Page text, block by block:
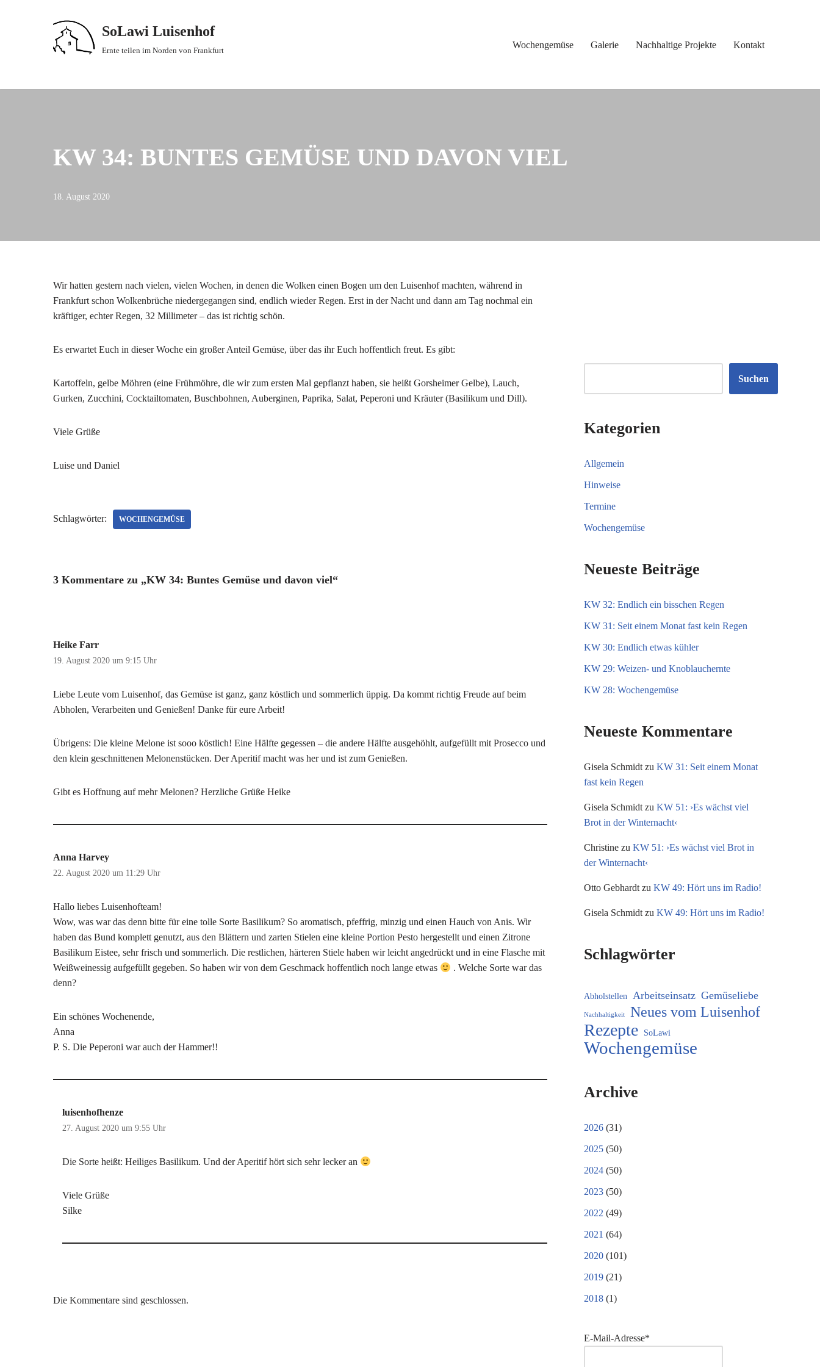
SoLawi Luisenhof
Ernte teilen im Norden von Frankfurt Wochengemüse Galerie Nachhaltige Projekte Kontakt
KW 34: BUNTES GEMÜSE UND DAVON VIEL
18. August 2020
Wir hatten gestern nach vielen, vielen Wochen, in denen die Wolken einen Bogen um den Luisenhof machten, während in
Frankfurt schon Wolkenbrüche niedergegangen sind, endlich wieder Regen. Erst in der Nacht und dann am Tag nochmal ein
kräftiger, echter Regen, 32 Millimeter – das ist richtig schön.
Es erwartet Euch in dieser Woche ein großer Anteil Gemüse, über das ihr Euch hoffentlich freut. Es gibt:
Kartoffeln, gelbe Möhren (eine Frühmöhre, die wir zum ersten Mal gepflanzt haben, sie heißt Gorsheimer Gelbe), Lauch,
Gurken, Zucchini, Cocktailtomaten, Buschbohnen, Auberginen, Paprika, Salat, Peperoni und Kräuter (Basilikum und Dill).
Viele Grüße
Luise und Daniel
Schlagwörter: WOCHENGEMÜSE
3 Kommentare zu „KW 34: Buntes Gemüse und davon viel“
Heike Farr
19. August 2020 um 9:15 Uhr
Liebe Leute vom Luisenhof, das Gemüse ist ganz, ganz köstlich und sommerlich üppig. Da kommt richtig Freude auf beim
Abholen, Verarbeiten und Genießen! Danke für eure Arbeit!
Übrigens: Die kleine Melone ist sooo köstlich! Eine Hälfte gegessen – die andere Hälfte ausgehöhlt, aufgefüllt mit Prosecco und
den klein geschnittenen Melonenstücken. Der Aperitif macht was her und ist zum Genießen.
Gibt es Hoffnung auf mehr Melonen? Herzliche Grüße Heike
Anna Harvey
22. August 2020 um 11:29 Uhr
Hallo liebes Luisenhofteam!
Wow, was war das denn bitte für eine tolle Sorte Basilikum? So aromatisch, pfeffrig, minzig und einen Hauch von Anis. Wir
haben das Bund komplett genutzt, aus den Blättern und zarten Stielen eine kleine Portion Pesto hergestellt und einen Zitrone
Basilikum Eistee, sehr frisch und sommerlich. Die restlichen, härteren Stiele haben wir leicht angedrückt und in eine Flasche mit
Weißweinessig aufgefüllt gegeben. So haben wir von dem Geschmack hoffentlich noch lange etwas
. Welche Sorte war das
denn?
Ein schönes Wochenende,
Anna
P. S. Die Peperoni war auch der Hammer!!
luisenhofhenze
27. August 2020 um 9:55 Uhr
Die Sorte heißt: Heiliges Basilikum. Und der Aperitif hört sich sehr lecker an
Viele Grüße
Silke
Die Kommentare sind geschlossen.
Suchen
Kategorien
Allgemein
Hinweise
Termine
Wochengemüse
Neueste Beiträge
KW 32: Endlich ein bisschen Regen
KW 31: Seit einem Monat fast kein Regen
KW 30: Endlich etwas kühler
KW 29: Weizen- und Knoblauchernte
KW 28: Wochengemüse
Neueste Kommentare
Gisela Schmidt zu KW 31: Seit einem Monat
fast kein Regen
Gisela Schmidt zu KW 51: ›Es wächst viel
Brot in der Winternacht‹
Christine zu KW 51: ›Es wächst viel Brot in
der Winternacht‹
Otto Gebhardt zu KW 49: Hört uns im Radio!
Gisela Schmidt zu KW 49: Hört uns im Radio!
Schlagwörter
Abholstellen Arbeitseinsatz Gemüseliebe
Nachhaltigkeit Neues vom Luisenhof
Rezepte SoLawi
Wochengemüse
Archive
2026 (31)
2025 (50)
2024 (50)
2023 (50)
2022 (49)
2021 (64)
2020 (101)
2019 (21)
2018 (1)
E-Mail-Adresse*